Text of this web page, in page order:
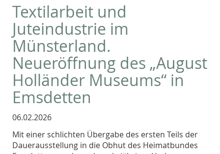
Textilarbeit und
Juteindustrie im
Münsterland.
Neueröffnung des „August
Holländer Museums“ in
Emsdetten
06.02.2026
Mit einer schlichten Übergabe des ersten Teils der
Dauerausstellung in die Obhut des Heimatbundes